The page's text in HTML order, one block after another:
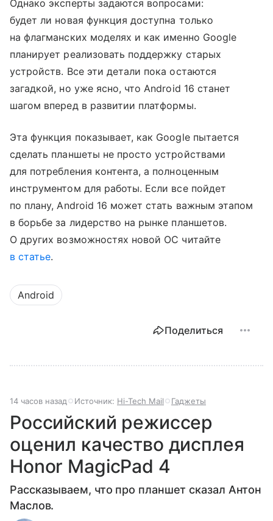
Однако эксперты задаются вопросами:
будет ли новая функция доступна только
на флагманских моделях и как именно Google
планирует реализовать поддержку старых
устройств. Все эти детали пока остаются
загадкой, но уже ясно, что Android 16 станет
шагом вперед в развитии платформы.
Эта функция показывает, как Google пытается
сделать планшеты не просто устройствами
для потребления контента, а полноценным
инструментом для работы. Если все пойдет
по плану, Android 16 может стать важным этапом
в борьбе за лидерство на рынке планшетов.
О других возможностях новой ОС читайте
в статье.
Android
Поделиться
14 часов назад Источник: Hi-Tech Mail Гаджеты
Российский режиссер
оценил качество дисплея
Honor MagicPad 4
Рассказываем, что про планшет сказал Антон
Маслов.